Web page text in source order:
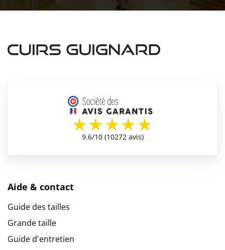
Aide & contact
Guide des tailles
Grande taille
Guide d'entretien